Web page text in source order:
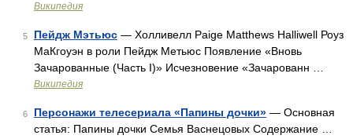
Википедия
5 Пейдж Мэтьюс — Холливелл Paige Matthews Halliwell Роуз
МаКгоуэн в роли Пейдж Метьюс Появление «Вновь
Зачарованные (Часть I)» Исчезновение «Зачарованн …
Википедия
6 Персонажи телесериала «Папины дочки» — Основная
статья: Папины дочки Семья Васнецовых Содержание …